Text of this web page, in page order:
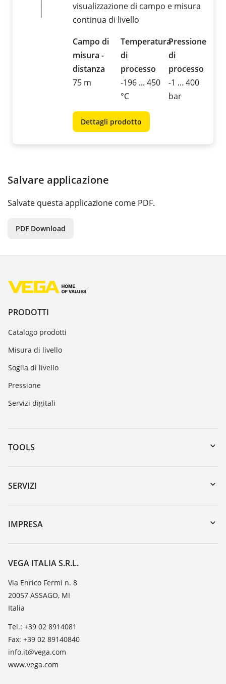
visualizzazione di campo e misura
continua di livello
Campo di
misura -
distanza
75 m
Temperatura
di
processo
-196 ... 450
°C
Pressione
di
processo
-1 ... 400
bar
Dettagli prodotto
Salvare applicazione
Salvate questa applicazione come PDF.
PDF Download
PRODOTTI
Catalogo prodotti
Misura di livello
Soglia di livello
Pressione
Servizi digitali
TOOLS
Downloads
Ricerca numero di serie
DTM Collection/PACTware
SERVIZI
Reso apparecchio
Seminari
TeamViewer
IMPRESA
VEGA, l'azienda
Contatto
Novità
Stampa
Blog
VEGA ITALIA S.R.L.
Via Enrico Fermi n. 8
20057 ASSAGO, MI
Italia
Tel.: +39 02 8914081
Fax: +39 02 89140840
info.it@vega.com
www.vega.com